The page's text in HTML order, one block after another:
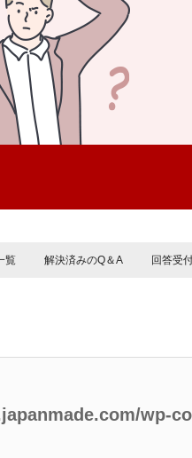
覧 解決済みのQ＆A 回答受
wp-